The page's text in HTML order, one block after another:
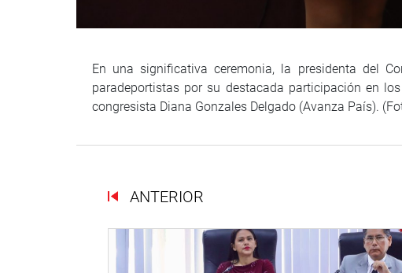
En una significativa ceremonia, la presidenta del
paradeportistas por su destacada participación en
congresista Diana Gonzales Delgado (Avanza País).
ANTERIOR